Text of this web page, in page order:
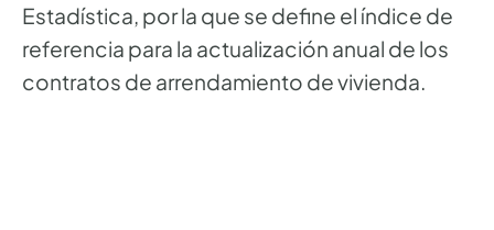
Estadística, por la que se define el índice de
referencia para la actualización anual de los
contratos de arrendamiento de vivienda.